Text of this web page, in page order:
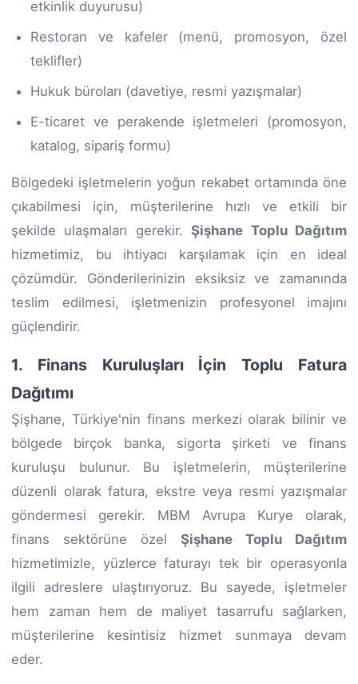
etkinlik duyurusu)
Restoran ve kafeler (menü, promosyon, özel
teklifler)
Hukuk büroları (davetiye, resmi yazışmalar)
E-ticaret ve perakende işletmeleri (promosyon,
katalog, sipariş formu)
Bölgedeki işletmelerin yoğun rekabet ortamında öne
çıkabilmesi için, müşterilerine hızlı ve etkili bir
şekilde ulaşmaları gerekir.Şişhane Toplu Dağıtım
hizmetimiz, bu ihtiyacı karşılamak için en ideal
çözümdür. Gönderilerinizin eksiksiz ve zamanında
teslim edilmesi, işletmenizin profesyonel imajını
güçlendirir.
1. Finans Kuruluşları İçin Toplu Fatura
Dağıtımı
Şişhane, Türkiye'nin finans merkezi olarak bilinir ve
bölgede birçok banka, sigorta şirketi ve finans
kuruluşu bulunur. Bu işletmelerin, müşterilerine
düzenli olarak fatura, ekstre veya resmi yazışmalar
göndermesi gerekir. MBM Avrupa Kurye olarak,
finans sektörüne özel Şişhane Toplu Dağıtım
hizmetimizle, yüzlerce faturayı tek bir operasyonla
ilgili adreslere ulaştırıyoruz. Bu sayede, işletmeler
hem zaman hem de maliyet tasarrufu sağlarken,
müşterilerine kesintisiz hizmet sunmaya devam
eder.